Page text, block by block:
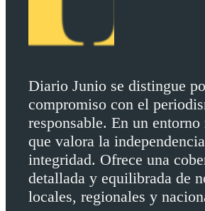
Diario Junio se distingue
compromiso con el
responsable. En un
que valora la
integridad. Ofrece una
detallada y equilibrada de
locales, regionales y